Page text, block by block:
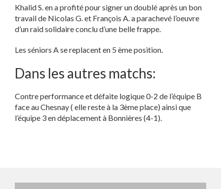
Khalid S. en a profité pour signer un doublé après un bon
travail de Nicolas G. et François A. a parachevé l’oeuvre
d’un raid solidaire conclu d’une belle frappe.
Les séniors A se replacent en 5 ème position.
Dans les autres matchs:
Contre performance et défaite logique 0-2 de l’équipe B
face au Chesnay ( elle reste à la 3ème place) ainsi que
l’équipe 3 en déplacement à Bonnières (4-1).